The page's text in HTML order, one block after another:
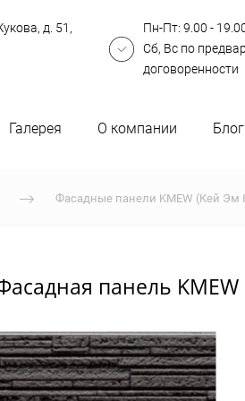
д. 51,
Пн-Пт: 9.00 -
Сб, Вс по
договоренности
Галерея О компании Блог
Фасадные панели KMEW (Кей Эм
панель KMEW